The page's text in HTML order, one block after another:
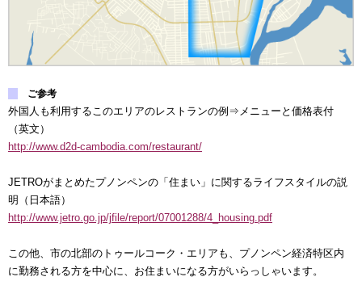
す
フ
タ
に
移
動
ま
す
ご参考
外国人も利用するこのエリアのレストランの例⇒メニューと価格表付
（英文）
http://www.d2d-cambodia.com/restaurant/
JETROがまとめたプノンペンの「住まい」に関するライフスタイルの説
明（日本語）
http://www.jetro.go.jp/jfile/report/07001288/4_housing.pdf
この他、市の北部のトゥールコーク・エリアも、プノンペン経済特区内
に勤務される方を中心に、お住まいになる方がいらっしゃいます。